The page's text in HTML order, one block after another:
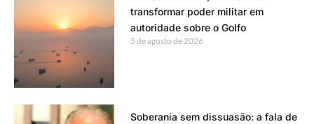
transformar poder militar em
autoridade sobre o Golfo
5 de agosto de 2026
Soberania sem dissuasão: a fala de